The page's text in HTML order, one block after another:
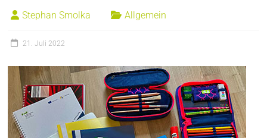
Stephan Smolka Allgemein
21. Juli 2022